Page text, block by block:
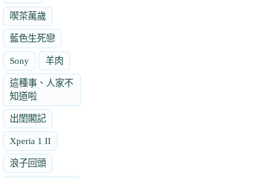
喫茶萬歲
藍色生死戀
Sony 羊肉
這種事、人家不
知道啦
出閨閣記
Xperia 1 II
浪子回頭